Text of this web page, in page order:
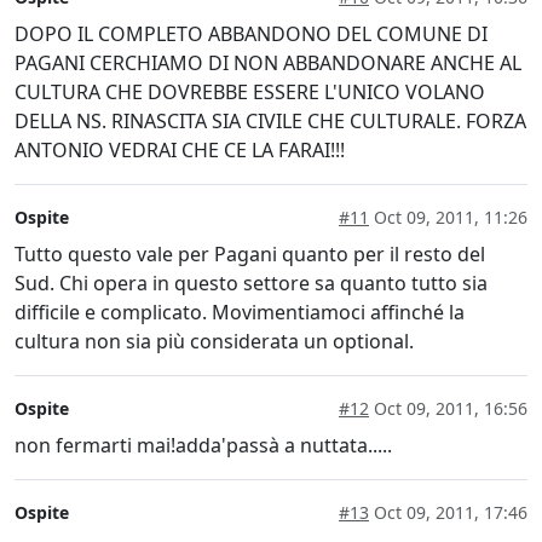
DOPO IL COMPLETO ABBANDONO DEL COMUNE DI
PAGANI CERCHIAMO DI NON ABBANDONARE ANCHE AL
CULTURA CHE DOVREBBE ESSERE L'UNICO VOLANO
DELLA NS. RINASCITA SIA CIVILE CHE CULTURALE. FORZA
ANTONIO VEDRAI CHE CE LA FARAI!!!
Ospite #11 Oct 09, 2011, 11:26
Tutto questo vale per Pagani quanto per il resto del
Sud. Chi opera in questo settore sa quanto tutto sia
difficile e complicato. Movimentiamoci affinché la
cultura non sia più considerata un optional.
Ospite #12 Oct 09, 2011, 16:56
non fermarti mai!adda'passà a nuttata.....
Ospite #13 Oct 09, 2011, 17:46